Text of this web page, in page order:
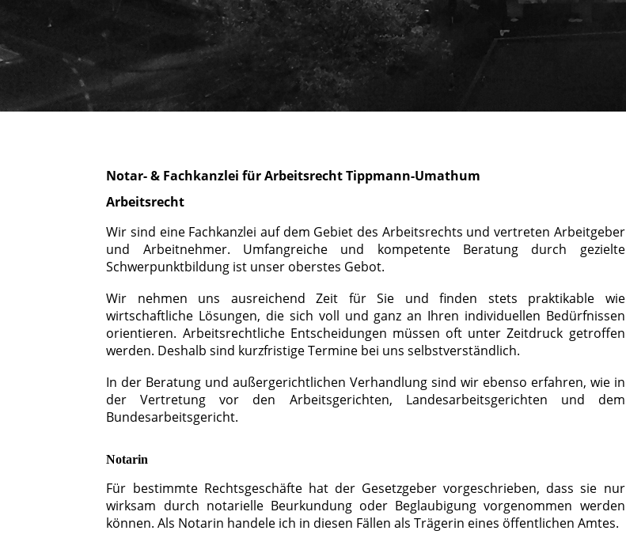
Notar- & Fachkanzlei für Arbeitsrecht Tippmann-Umathum
Arbeitsrecht
Wir sind eine Fachkanzlei auf dem Gebiet des Arbeitsrechts und vertreten Arbeitgeber
und Arbeitnehmer. Umfangreiche und kompetente Beratung durch gezielte
Schwerpunktbildung ist unser oberstes Gebot.
Wir nehmen uns ausreichend Zeit für Sie und finden stets praktikable wie
wirtschaftliche Lösungen, die sich voll und ganz an Ihren individuellen Bedürfnissen
orientieren. Arbeitsrechtliche Entscheidungen müssen oft unter Zeitdruck getroffen
werden. Deshalb sind kurzfristige Termine bei uns selbstverständlich.
In der Beratung und außergerichtlichen Verhandlung sind wir ebenso erfahren, wie in
der Vertretung vor den Arbeitsgerichten, Landesarbeitsgerichten und dem
Bundesarbeitsgericht.
Notarin
Für bestimmte Rechtsgeschäfte hat der Gesetzgeber vorgeschrieben, dass sie nur
wirksam durch notarielle Beurkundung oder Beglaubigung vorgenommen werden
können. Als Notarin handele ich in diesen Fällen als Trägerin eines öffentlichen Amtes.